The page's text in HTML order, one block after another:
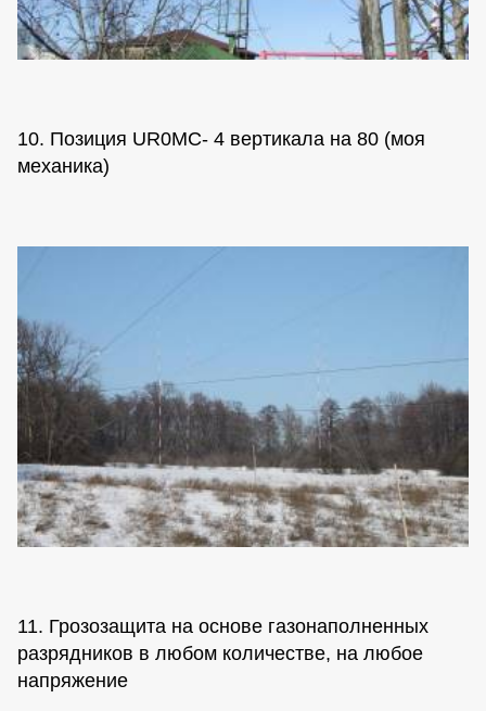
10. Позиция UR0MC- 4 вертикала на 80 (моя
механика)
11. Грозозащита на основе газонаполненных
разрядников в любом количестве, на любое
напряжение